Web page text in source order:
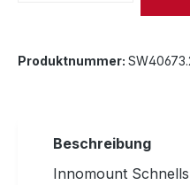
Produktnummer:
Beschreibung
Innomount